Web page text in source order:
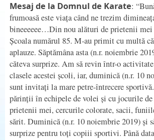
Mesaj de la Domnul de Karate:
frumoasă este viața când ne trezim
bineeeeee…Din nou alături de prietenii
Școala numărul 85. M-au primit cu multă
aplauze. Săptămâna asta (n.r. noiembrie
căteva surprize. Am să revin într-o
clasele acestei școli, iar, duminică (n.r. 10
sunt invitați la mare petre-întrecere
părinții în echipele de volei și cu jocurile de
prietenii mei, cercurile colorate, sacii,
sărit. Duminică (n.r. 10 noiembrie 2019) și
surprize pentru toți copiii sportivi. Până